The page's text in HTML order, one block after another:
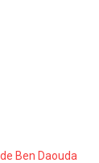
Ben Daouda